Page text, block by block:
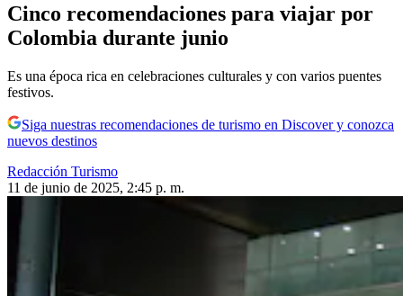
Cinco recomendaciones para viajar por
Colombia durante junio
Es una época rica en celebraciones culturales y con varios puentes
festivos.
Siga nuestras recomendaciones de turismo en Discover y conozca
nuevos destinos
Redacción Turismo
11 de junio de 2025, 2:45 p. m.